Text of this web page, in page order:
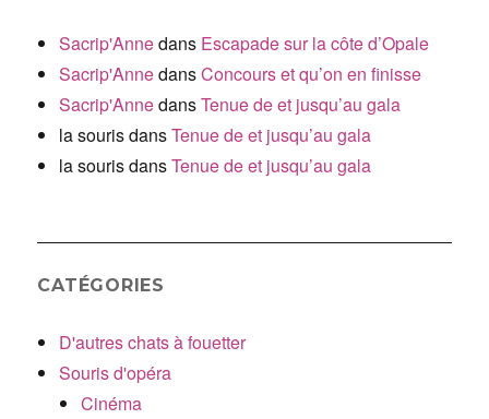
Sacrip'Annedans Escapade sur la côte d’Opale
Sacrip'AnnedansConcours et qu’on en finisse
Sacrip'AnnedansTenue de et jusqu’au gala
la sourisdansTenue de et jusqu’au gala
la sourisdansTenue de et jusqu’au gala
CATÉGORIES
D'autres chats à fouetter
Souris d'opéra
Cinéma